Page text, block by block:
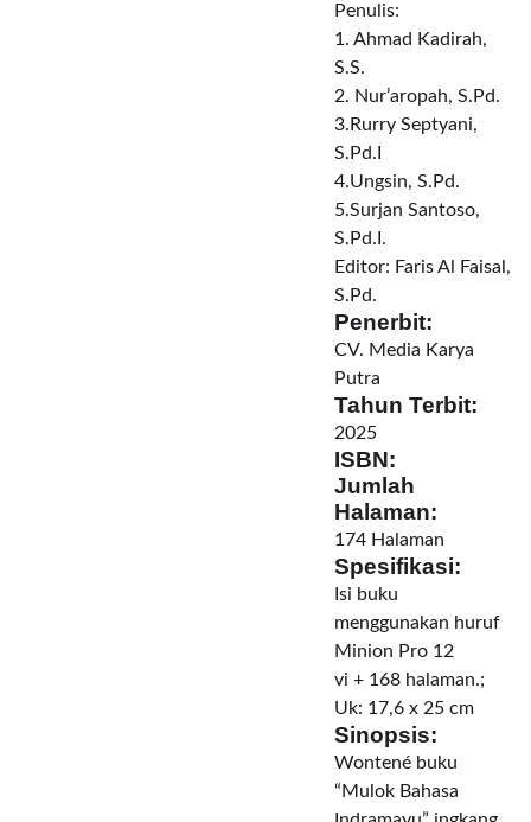
Penulis:
1. Ahmad Kadirah,
S.S.
2. Nur’aropah, S.Pd.
3.Rurry Septyani,
S.Pd.I
4.Ungsin, S.Pd.
5.Surjan Santoso,
S.Pd.I.
Editor: Faris Al Faisal,
S.Pd.
Penerbit:
CV. Media Karya
Putra
Tahun Terbit:
2025
ISBN:
Jumlah
Halaman:
174 Halaman
Spesifikasi:
Isi buku
menggunakan huruf
Minion Pro 12
vi + 168 halaman.;
Uk: 17,6 x 25 cm
Sinopsis:
Wontené buku
“Mulok Bahasa